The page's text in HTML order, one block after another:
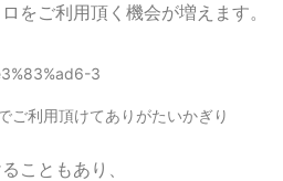
をご利用頂く機会が増えます。
ご利用頂けてありがたいかぎり
こともあり、